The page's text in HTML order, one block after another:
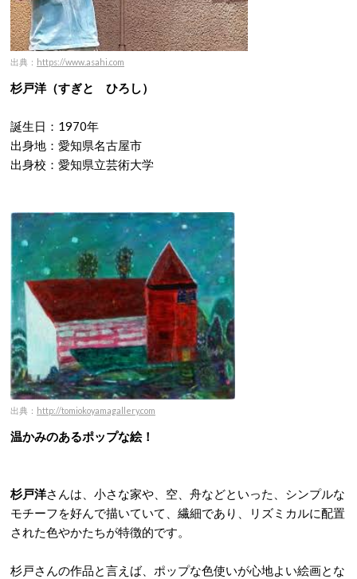
出典： https://www.asahi.com
杉戸洋（すぎと ひろし）
誕生日：1970年
出身地：愛知県名古屋市
出身校：愛知県立芸術大学
出典： http://tomiokoyamagallery.com
温かみのあるポップな絵！
杉戸洋さんは、小さな家や、空、舟などといった、シンプルな
モチーフを好んで描いていて、繊細であり、リズミカルに配置
された色やかたちが特徴的です。
杉戸さんの作品と言えば、ポップな色使いが心地よい絵画とな